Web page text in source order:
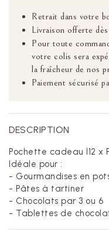
Retrait dans votre
Livraison offerte
Pour toute
votre colis sera
la fraîcheur de nos
Paiement sécurisé
DESCRIPTION
Pochette cadeau l12 x
Idéale pour :
- Gourmandises en
- Pâtes à tartiner
- Chocolats par 3 ou 6
- Tablettes de